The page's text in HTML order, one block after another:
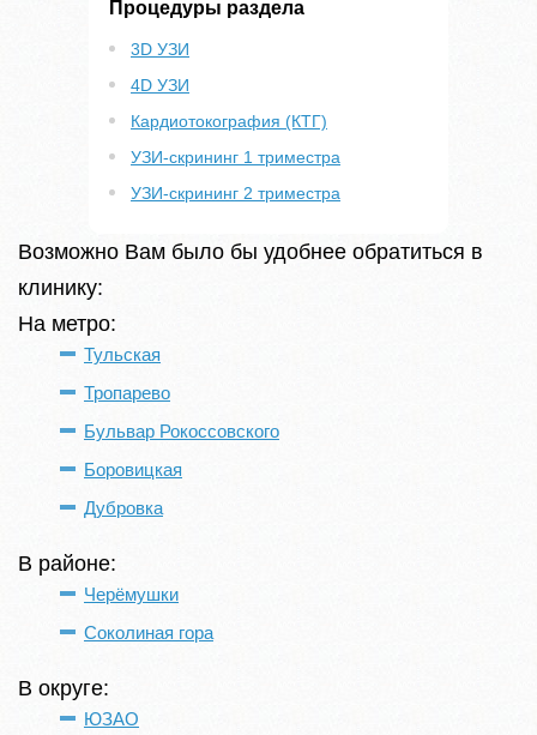
Процедуры раздела
3D УЗИ
4D УЗИ
Кардиотокография (КТГ)
УЗИ-скрининг 1 триместра
УЗИ-скрининг 2 триместра
Возможно Вам было бы удобнее обратиться в
клинику:
На метро:
Тульская
Тропарево
Бульвар Рокоссовского
Боровицкая
Дубровка
В районе:
Черёмушки
Соколиная гора
В округе:
ЮЗАО